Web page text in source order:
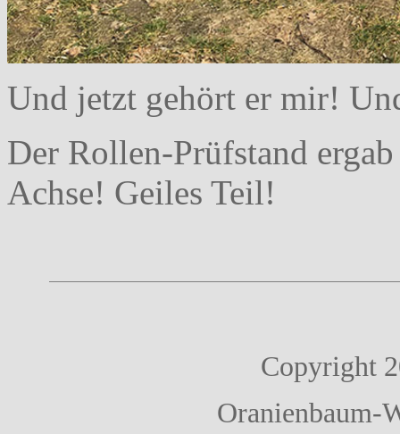
Und jetzt gehört er mir!
Der Rollen-Prüfstand
Achse! Geiles Teil!
Copyright
Oranienbaum-